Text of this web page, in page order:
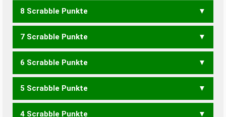
8 Scrabble Punkte
ATHENER ERAHNET
7 Scrabble Punkte
EHRTEN ENTEHR ERAHNE
HARNTE HARTEN
6 Scrabble Punkte
AHNET AHNTE ATHEN
ERAHN ETHAN ETHER HARNE HARNT HARTE HERAN
NAHER NAHET NAHTE RENATE
5 Scrabble Punkte
4 Scrabble Punkte